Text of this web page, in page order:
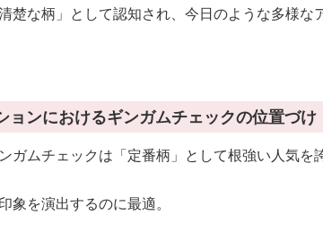
楚な柄」として認知され、今日のような多様な
ョンにおけるギンガムチェックの位置づけ
ムチェックは「定番柄」として根強い人気を
を演出するのに最適。